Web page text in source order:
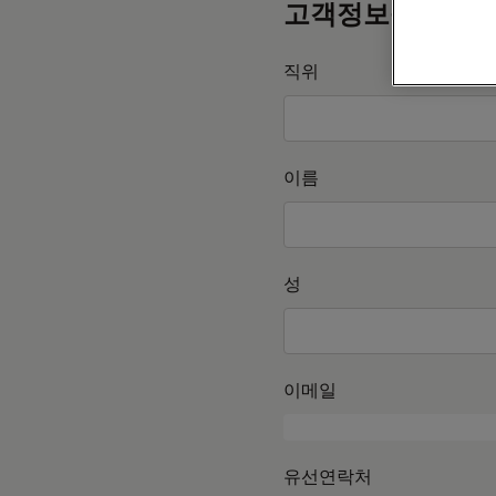
고객정보를 작성
직위
이름
성
이메일
유선연락처